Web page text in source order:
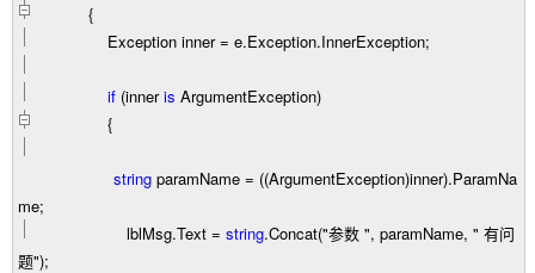
{
Exception inner= e.Exception.InnerException;
if (inneris ArgumentException)
{
string paramName = ((ArgumentException)inner).ParamNa
me;
lblMsg.Text = string.Concat("参数 ", paramName, " 有问
题");